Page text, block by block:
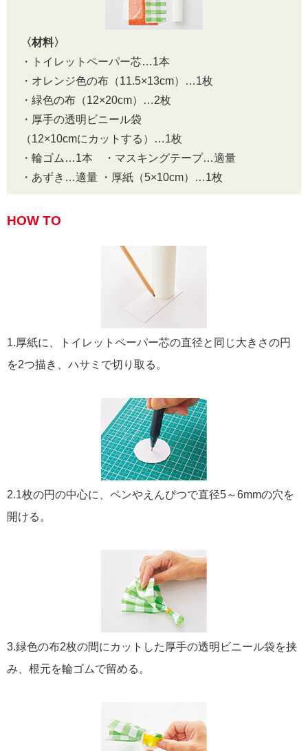
〈材料〉
・トイレットペーパー芯…1本
・オレンジ色の布（11.5×13cm）…1枚
・緑色の布（12×20cm）…2枚
・厚手の透明ビニール袋
（12×10cmにカットする）…1枚
・輪ゴム…1本 ・マスキングテープ…適量
・あずき…適量 ・厚紙（5×10cm）…1枚
HOW TO
1.厚紙に、トイレットペーパー芯の直径と同じ大きさの円
を2つ描き、ハサミで切り取る。
2.1枚の円の中心に、ペンやえんぴつで直径5～6mmの穴を
開ける。
3.緑色の布2枚の間にカットした厚手の透明ビニール袋を挟
み、根元を輪ゴムで留める。